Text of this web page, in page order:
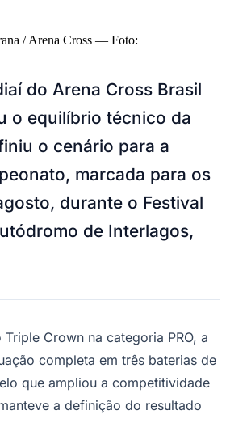
/ Arena Cross — Foto:
do Arena Cross Brasil
o equilíbrio técnico da
o cenário para a
marcada para os
durante o Festival
de Interlagos,
Crown na categoria PRO, a
completa em três baterias de
que ampliou a competitividade
a definição do resultado